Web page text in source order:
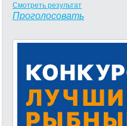
Смотреть результат
Проголосовать